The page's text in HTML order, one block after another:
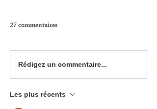
Potage à la courge poivrée
27 commentaires
Rédigez un commentaire...
Les plus récents